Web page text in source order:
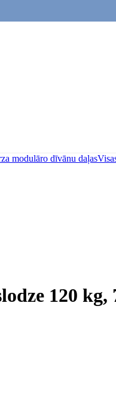
modulāro dīvānu daļas
120